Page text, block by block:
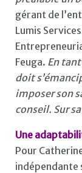
gérant de
Lumis
Feuga. En
doit
imposer son
conseil. Sur
Une
Pour
indépendante